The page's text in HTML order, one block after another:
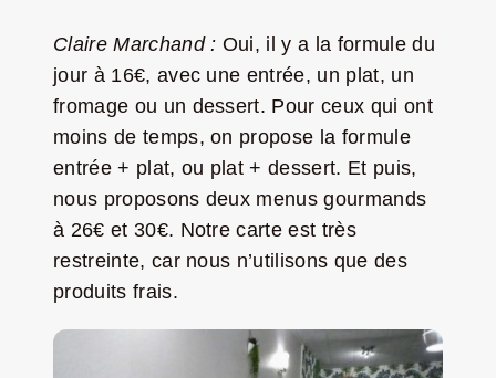
Claire Marchand : Oui, il y a la formule du
jour à 16€, avec une entrée, un plat, un
fromage ou un dessert. Pour ceux qui ont
moins de temps, on propose la formule
entrée + plat, ou plat + dessert. Et puis,
nous proposons deux menus gourmands
à 26€ et 30€. Notre carte est très
restreinte, car nous n’utilisons que des
produits frais.